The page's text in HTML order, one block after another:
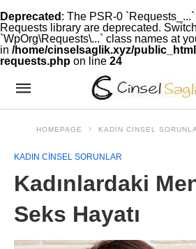
Deprecated : The PSR-0
Requests library are deprecated.
`WpOrg\Requests\...` class names at
in /home/cinselsaglik.xyz/
requests.php on line 24
HOMEPAGE KADIN CINSEL
KADIN CINSEL SORUNLAR
Kadınlardaki
Seks Hayatı